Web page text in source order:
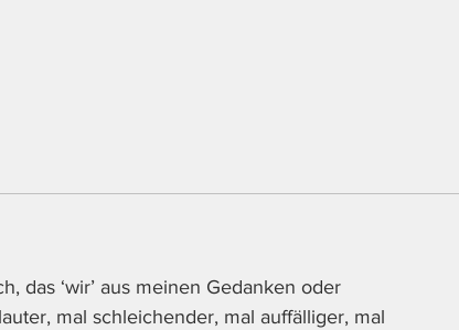
das ‘wir’ aus meinen Gedanken oder
mal schleichender, mal auffälliger, mal